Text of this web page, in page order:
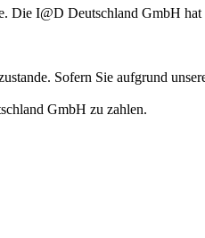
Die I@D Deutschland GmbH hat
Sofern Sie aufgrund
GmbH zu zahlen.